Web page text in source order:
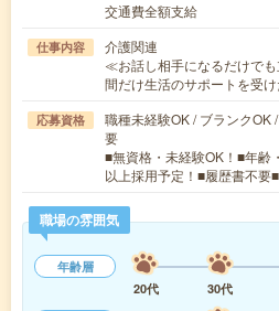
交通費全額支給
仕事内容
介護関連
≪お話し相手になるだけで
間だけ生活のサポートを受
応募資格
職種未経験OK / ブランクOK
要
■無資格・未経験OK！■年齢
以上採用予定！■履歴書不
職場の雰囲気
年齢層
20代
30代